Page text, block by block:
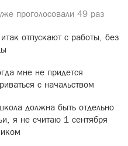
проголосовали 49 раз
отпускают с работы, без
мне не придется
с начальством
должна быть отдельно
я не считаю 1 сентября